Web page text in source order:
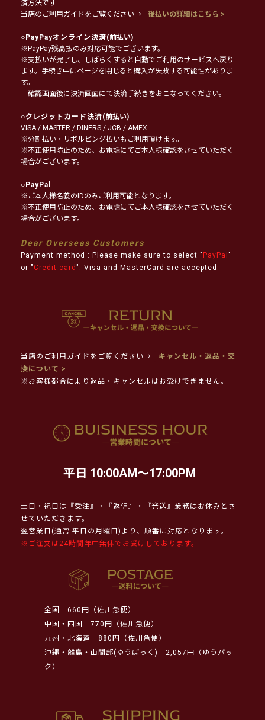
済方法です
当店のご利用ガイドをご覧ください→
後払いの詳細はこちら >
○PayPayオンライン決済(前払い)
※PayPay残高払のみ対応可能でございます。
※支払いが完了し、しばらくすると自動でご利用のサービスへ戻り
ます。手続き中にページを閉じると購入が失敗する可能性がありま
す。
確認画面後に決済画面にて決済手続きをおこなってください。
○クレジットカード決済(前払い)
VISA / MASTER / DINERS / JCB / AMEX
※分割払い・リボルビング払いもご利用頂けます。
※不正使用防止のため、お電話にてご本人様確認をさせていただく
場合がございます。
○PayPal
※ご本人様名義のIDのみご利用可能となります。
※不正使用防止のため、お電話にてご本人様確認をさせていただく
場合がございます。
Dear Overseas Customers
Payment method : Please make sure to select " PayPal "
or " Credit card ". Visa and MasterCard are accepted.
当店のご利用ガイドをご覧ください→
キャンセル・返品・交
換について >
※お客様都合により返品・キャンセルはお受けできません。
平日 10:00AM～17:00PM
土日・祝日は『受注』・『返信』・『発送』業務はお休みとさ
せていただきます。
翌営業日(通常 平日の月曜日)より、順番に対応となります。
※ご注文は24時間年中無休でお受けしております。
全国
660円（佐川急便）
中国・四国
770円（佐川急便）
九州・北海道
880円（佐川急便）
沖縄・離島・山間部(ゆうぱっく)
2,057円（ゆうパッ
ク）